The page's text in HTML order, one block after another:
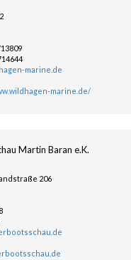
marine.de
marine.de/
Martin Baran e.K.
206